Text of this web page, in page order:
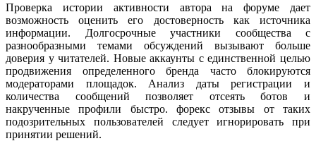
Проверка истории активности автора на форуме дает
возможность оценить его достоверность как источника
информации. Долгосрочные участники сообщества с
разнообразными темами обсуждений вызывают больше
доверия у читателей. Новые аккаунты с единственной целью
продвижения определенного бренда часто блокируются
модераторами площадок. Анализ даты регистрации и
количества сообщений позволяет отсеять ботов и
накрученные профили быстро. форекс отзывы от таких
подозрительных пользователей следует игнорировать при
принятии решений.